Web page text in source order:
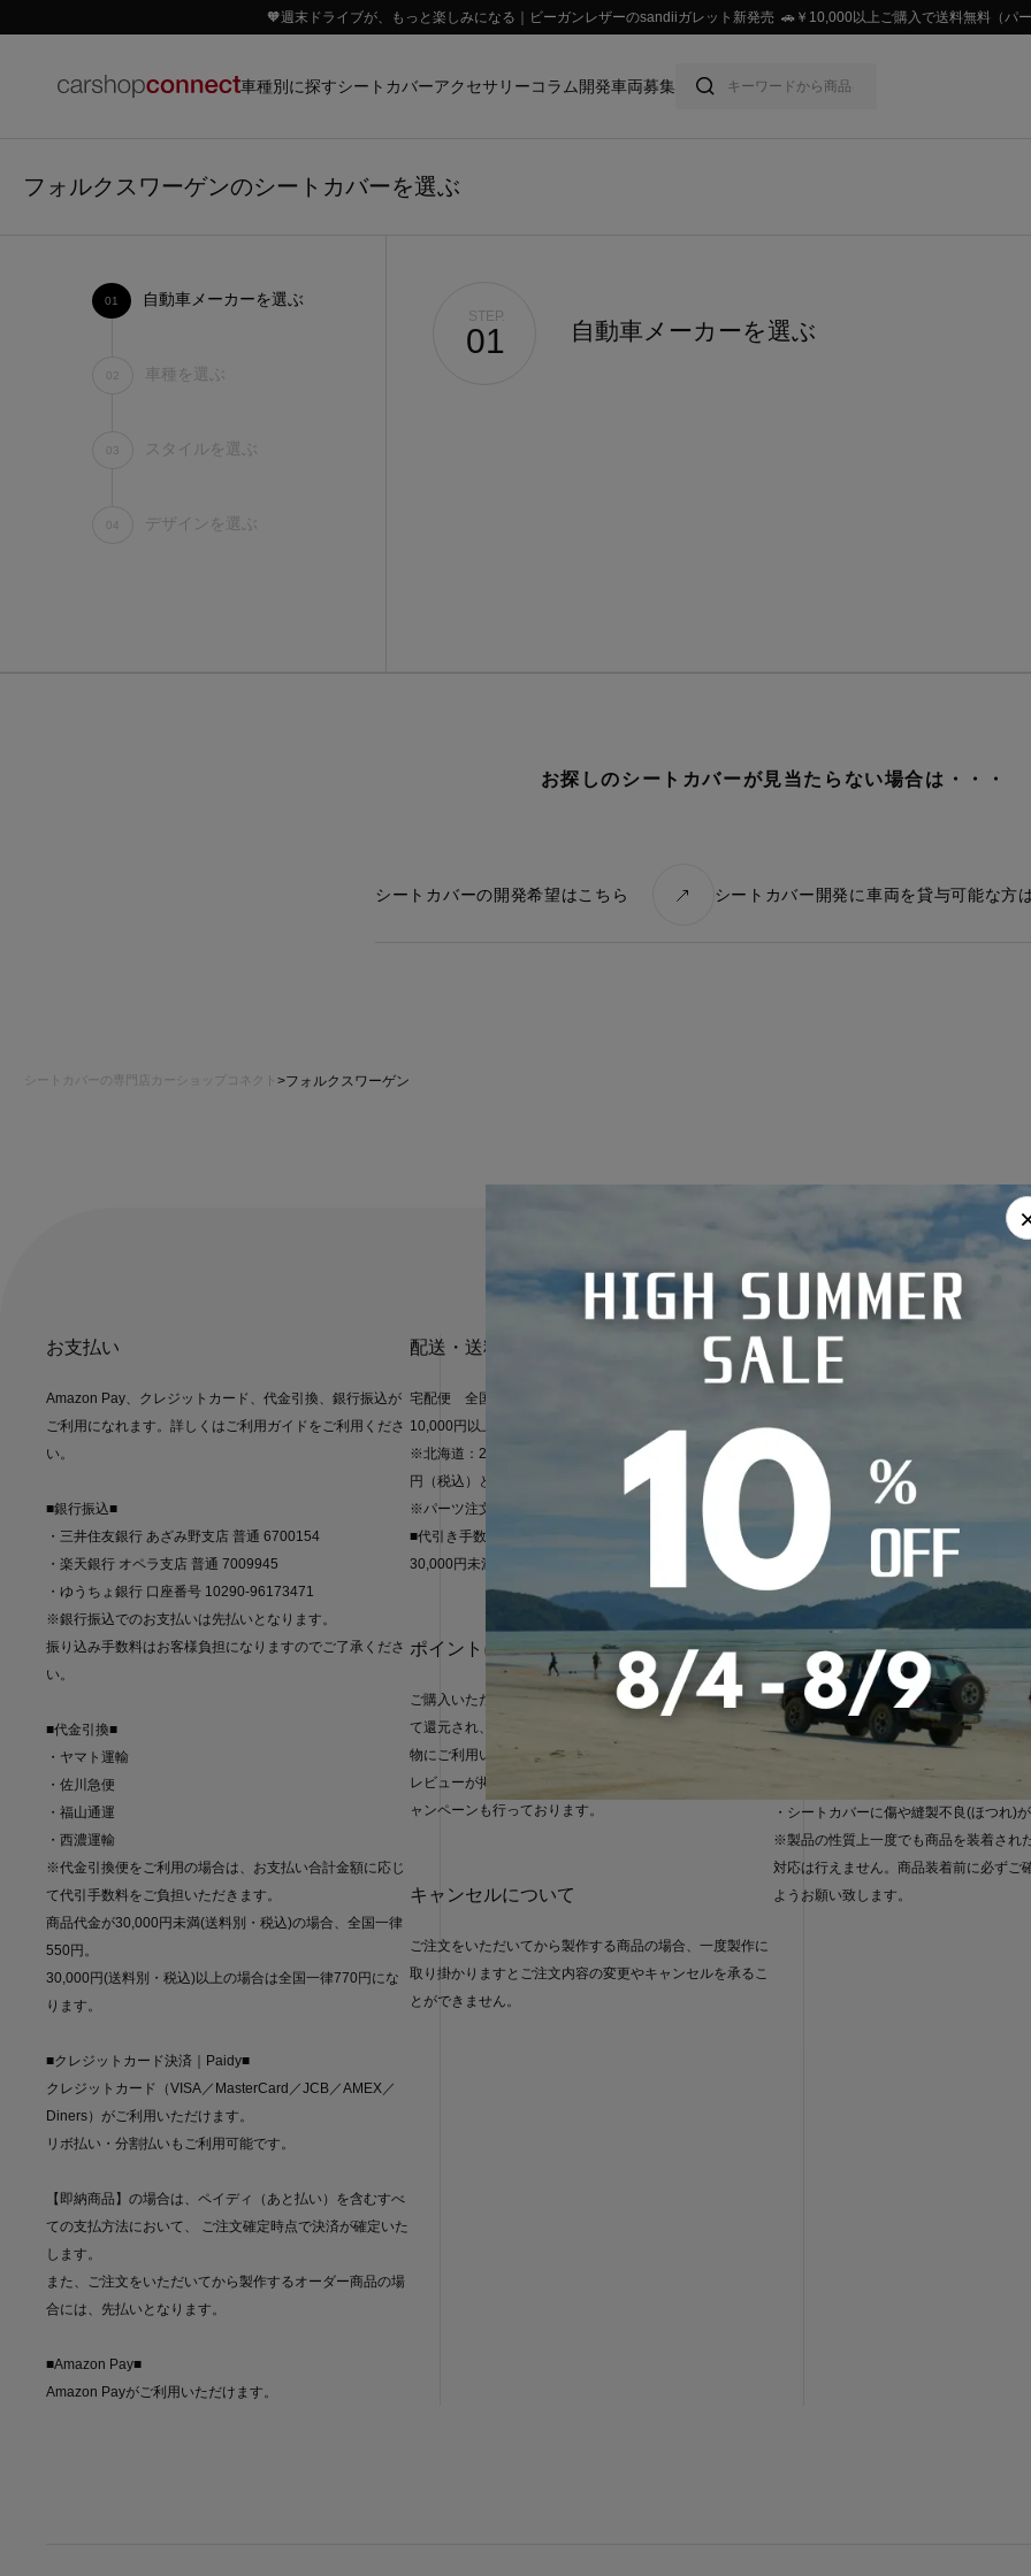
🧡週末ドライブが、もっと楽しみになる｜ビーガンレザーのsandiiガレット新発売 🚗￥10,000以上ご購入で送料無料（パ
車種別に探すシートカバーアクセサリーコラム開発車両募集
フォルクスワーゲンのシートカバーを選ぶ
01 自動車メーカーを選ぶ
02 車種を選ぶ
03 スタイルを選ぶ
04 デザインを選ぶ
STEP.
01 自動車メーカーを選ぶ
シートカバーの開発依頼お探しのシートカバーが見当たらない場合は・・・
シートカバーの開発希望はこちら シートカバー開発に車両を貸与可能な方
シートカバーの専門店カーショップコネクト フォルクスワーゲン
お支払い
Amazon Pay、クレジットカード、代金引換、銀行振込が
ご利用になれます。詳しくはご利用ガイドをご利用くださ
い。
■銀行振込■
・三井住友銀行 あざみ野支店 普通 6700154
・楽天銀行 オペラ支店 普通 7009945
・ゆうちょ銀行 口座番号 10290-96173471
※銀行振込でのお支払いは先払いとなります。
振り込み手数料はお客様負担になりますのでご了承くださ
い。
■代金引換■
・ヤマト運輸
・佐川急便
・福山通運
・西濃運輸
※代金引換便をご利用の場合は、お支払い合計金額に応じ
て代引手数料をご負担いただきます。
商品代金が30,000円未満(送料別・税込)の場合、全国一律
550円。
30,000円(送料別・税込)以上の場合は全国一律770円にな
ります。
■クレジットカード決済｜Paidy■
クレジットカード（VISA／MasterCard／JCB／AMEX／
Diners）がご利用いただけます。
リボ払い・分割払いもご利用可能です。
【即納商品】の場合は、ペイディ（あと払い）を含むすべ
ての支払方法において、 ご注文確定時点で決済が確定いた
します。
また、ご注文をいただいてから製作するオーダー商品の場
合には、先払いとなります。
■Amazon Pay■
Amazon Payがご利用いただけます。
配送・送料
宅配便 全国一律1,430円（税込）
10,000円以上のご購入で送料無料
※北海道：2,200円（税込）、沖縄県・その他離島：2,970
円（税込）となります。
※パーツ注文の場合は送料がかかります。
■代引き手数料（税込）
30,000円未満 550円 / 30,000円以上 770円
ポイントについて
ご購入いただくと、商品代金（税抜）の1％をポイントに
て還元され、「1ポイント=1円」として次回以降のお買い
物にご利用いただけます。
レビューが掲載されたら300ポイントプレゼントというキ
ャンペーンも行っております。
キャンセルについて
ご注文をいただいてから製作する商品の場合、一度製作に
取り掛かりますとご注文内容の変更やキャンセルを承るこ
とができません。
返品・交換
■商品がお手元に届きましたら、梱包箱
品番とカラーを必ずご確認ください。
商品の製造、発送には万全の注意を期し
が一お届けした商品に不備があった場合
日以内にお手数ですが弊社までご連絡く
■お客様のご都合による返品・交換はお
んので予めご了承ください。
・お客様による品番やカラー間違いによ
・想像していた色味と違った
・装着が難しくてできない等、商品自体
合
■商品に明らかな欠陥がある場合には、
であれば交換・修正等対応をいたします。
・シートカバーに傷や縫製不良(ほつれ)
※製品の性質上一度でも商品を装着され
対応は行えません。商品装着前に必ずご
ようお願い致します。